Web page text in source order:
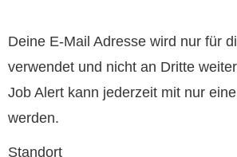
Deine E-Mail Adresse wird nur für
verwendet und nicht an Dritte
Job Alert kann jederzeit mit nur
werden.
Standort